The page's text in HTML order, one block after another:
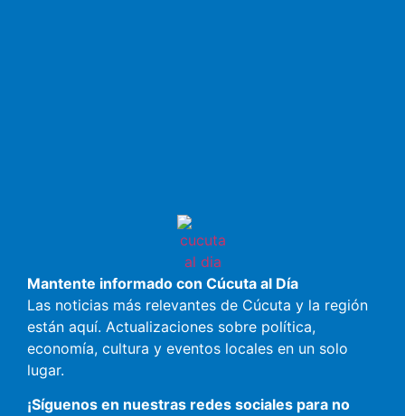
Mantente informado con Cúcuta al Día
Las noticias más relevantes de Cúcuta y la región
están aquí. Actualizaciones sobre política,
economía, cultura y eventos locales en un solo
lugar.
¡Síguenos en nuestras redes sociales para no